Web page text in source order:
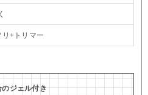
+トリマー
ジェル付き